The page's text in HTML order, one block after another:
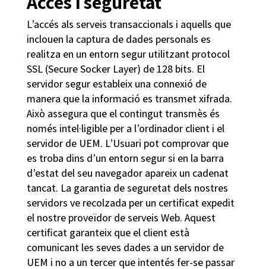
L’accés als serveis transaccionals i aquells que
inclouen la captura de dades personals es
realitza en un entorn segur utilitzant protocol
SSL (Secure Socker Layer) de 128 bits. El
servidor segur estableix una connexió de
manera que la informació es transmet xifrada.
Això assegura que el contingut transmès és
només intel·ligible per a l’ordinador client i el
servidor de UEM. L’Usuari pot comprovar que
es troba dins d’un entorn segur si en la barra
d’estat del seu navegador apareix un cadenat
tancat. La garantia de seguretat dels nostres
servidors ve recolzada per un certificat expedit
el nostre proveïdor de serveis Web. Aquest
certificat garanteix que el client està
comunicant les seves dades a un servidor de
UEM i no a un tercer que intentés fer-se passar